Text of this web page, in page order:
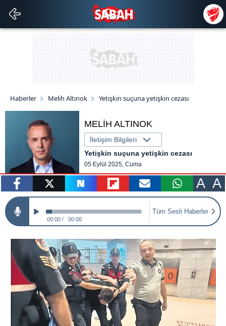
Haberler Melih Altınok Yetişkin suçuna yetişkin cezası
MELİH ALTINOK
İletişim Bilgileri
Yetişkin suçuna yetişkin cezası
05 Eylül 2025, Cuma
paylaş tweetle paylaş paylaş yazara
gönder
paylaş
A A
00:00 00:00
Tüm Sesli Haberler